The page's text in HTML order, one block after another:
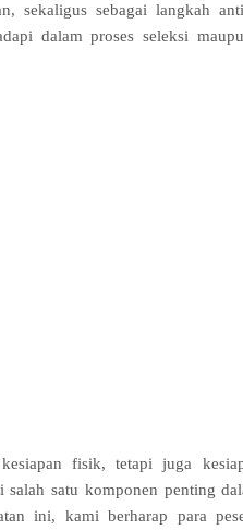
sekaligus sebagai langkah
dalam proses seleksi
fisik, tetapi juga
satu komponen penting
ini, kami berharap para